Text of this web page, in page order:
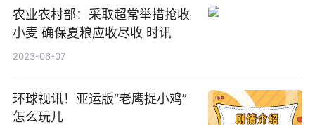
农业农村部：采取超常举措抢收
小麦 确保夏粮应收尽收 时讯
2023-06-07
环球视讯！亚运版“老鹰捉小鸡”
怎么玩儿